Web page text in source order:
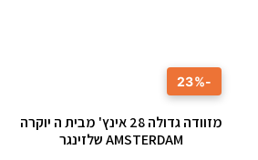
-23%
מזוודה גדולה 28 אינץ' מבית ה יוקרה
AMSTERDAM שלזינגר